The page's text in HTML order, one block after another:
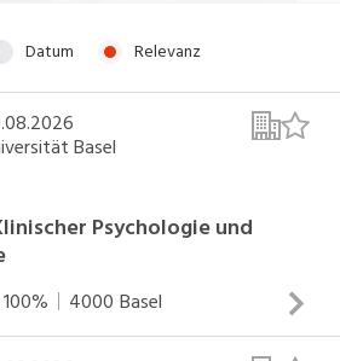
Kader
Transport, Verkehr
Architektur
Treuhand, Recht
Forstwirtschaft
Tourismus,
Management, Reinigung
Datum Relevanz
Basel
Psychologie und
100% 4000 Basel